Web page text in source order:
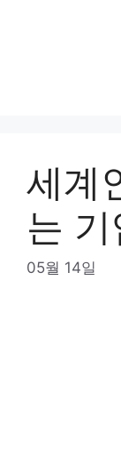
세계
는
05월 14일